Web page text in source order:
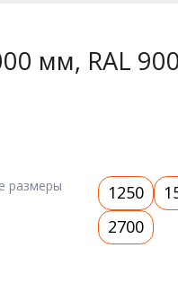
мм, RAL
размеры 1250
2700